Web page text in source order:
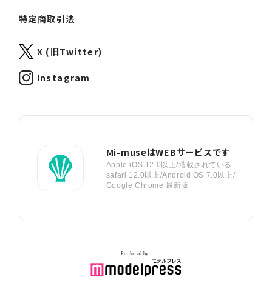
特定商取引法
X (旧Twitter)
Instagram
Mi-museはWEBサービスです
Apple iOS 12.0以上/搭載されている
safari 12.0以上/Android OS 7.0以上/
Google Chrome 最新版